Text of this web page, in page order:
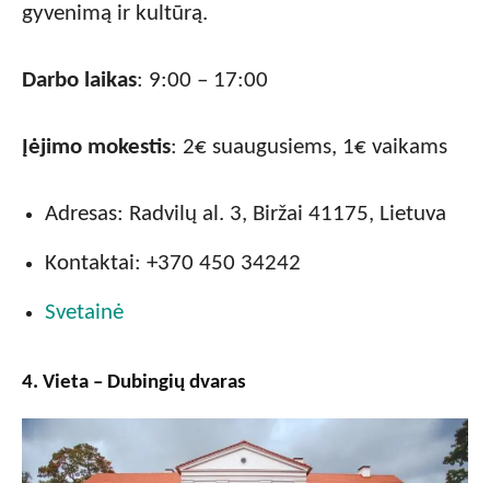
gyvenimą ir kultūrą.
Darbo laikas: 9:00 – 17:00
Įėjimo mokestis: 2€ suaugusiems, 1€ vaikams
Adresas: Radvilų al. 3, Biržai 41175, Lietuva
Kontaktai: +370 450 34242
Svetainė
4. Vieta – Dubingių dvaras